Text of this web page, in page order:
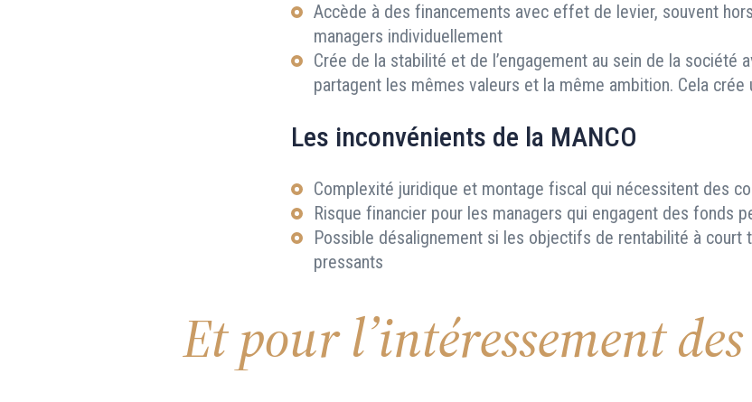
Accède à des financements avec effet de levier, souvent
managers individuellement
Crée de la stabilité et de l’engagement au sein de la société
partagent les mêmes valeurs et la même ambition. Cela crée
Les inconvénients de la MANCO
Complexité juridique et montage fiscal qui nécessitent des
Risque financier pour les managers qui engagent des fonds
Possible désalignement si les objectifs de rentabilité à court
pressants
Et pour l’intéressement